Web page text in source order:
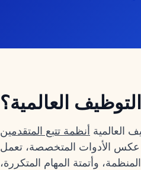
العالمية؟
العالمية
عكس الأدوات المتخصصة، تعمل
وأتمتة المهام المتكررة،